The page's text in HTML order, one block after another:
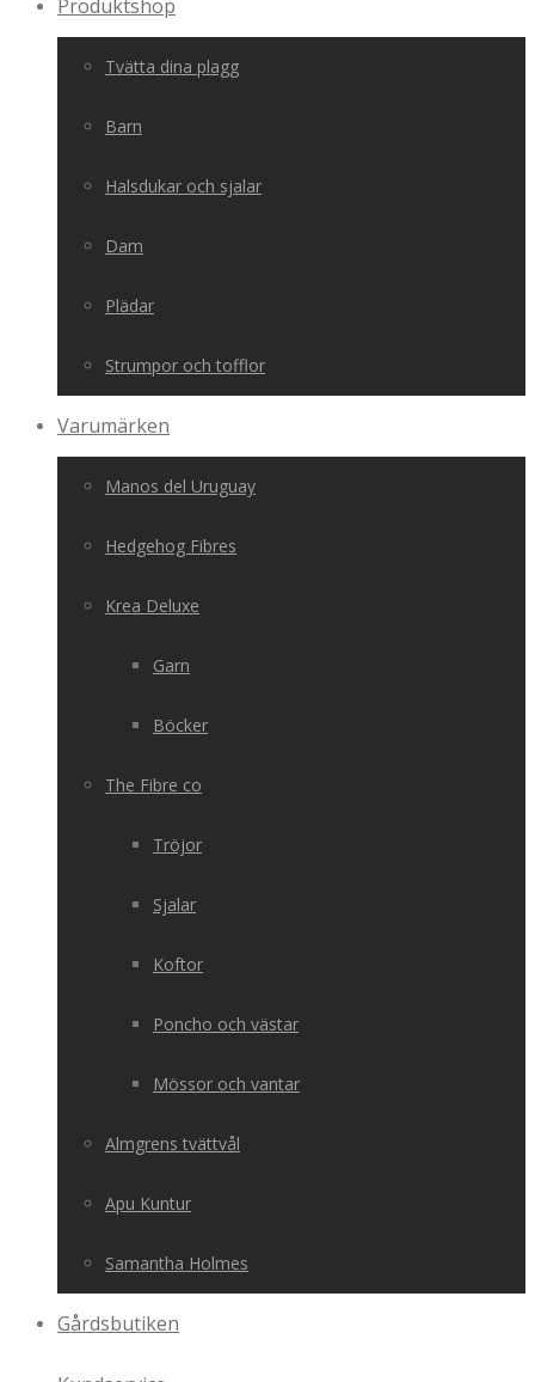
Produktshop
Tvätta dina plagg
Barn
Halsdukar och sjalar
Dam
Plädar
Strumpor och tofflor
Varumärken
Manos del Uruguay
Hedgehog Fibres
Krea Deluxe
Garn
Böcker
The Fibre co
Tröjor
Sjalar
Koftor
Poncho och västar
Mössor och vantar
Almgrens tvättvål
Apu Kuntur
Samantha Holmes
Gårdsbutiken